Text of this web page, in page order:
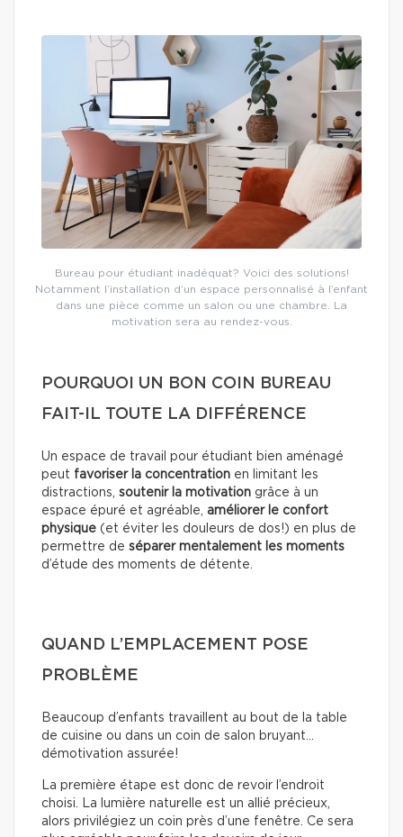
Bureau pour étudiant inadéquat? Voici des solutions!
Notamment l’installation d’un espace personnalisé à l’enfant
dans une pièce comme un salon ou une chambre. La
motivation sera au rendez-vous.
POURQUOI UN BON COIN BUREAU
FAIT-IL TOUTE LA DIFFÉRENCE
Un espace de travail pour étudiant bien aménagé
peut favoriser la concentration en limitant les
distractions, soutenir la motivation grâce à un
espace épuré et agréable, améliorer le confort
physique (et éviter les douleurs de dos!) en plus de
permettre de séparer mentalement les moments
d’étude des moments de détente.
QUAND L’EMPLACEMENT POSE
PROBLÈME
Beaucoup d’enfants travaillent au bout de la table
de cuisine ou dans un coin de salon bruyant…
démotivation assurée!
La première étape est donc de revoir l’endroit
choisi. La lumière naturelle est un allié précieux,
alors privilégiez un coin près d’une fenêtre. Ce sera